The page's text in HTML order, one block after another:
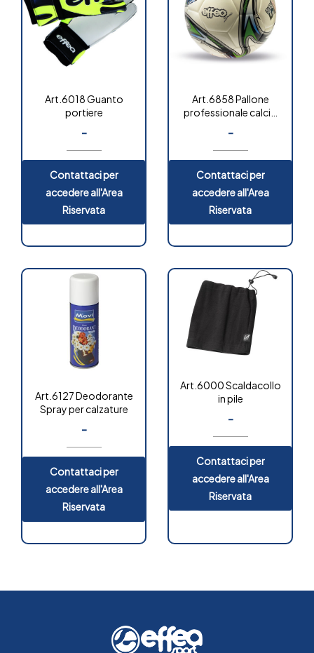
Art.6018 Guanto
portiere
-
Contattaci per
accedere all'Area
Riservata
Art.6858 Pallone
professionale calcio
-
Contattaci per
accedere all'Area
Riservata
Art.6127 Deodorante
Spray per calzature
-
Contattaci per
accedere all'Area
Riservata
Art.6000 Scaldacollo
in pile
-
Contattaci per
accedere all'Area
Riservata